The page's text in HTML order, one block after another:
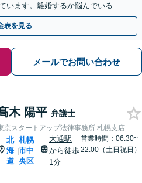
います。離婚するか悩んでいる段
表を見る
メールでお問い合わせ
木 陽平 弁護士
京スタートアップ法律事務所 札幌支店
北
海
道
|
札幌
市中
央区
大通駅
から徒歩
1分
営業時間：06:30~
22:00（土日祝日）